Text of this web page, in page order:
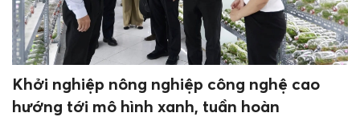
Khởi nghiệp nông nghiệp công nghệ cao
hướng tới mô hình xanh, tuần hoàn